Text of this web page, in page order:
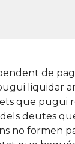
de
liquidar
que pugui
deutes
no formen